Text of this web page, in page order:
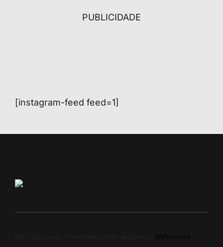
PUBLICIDADE
[instagram-feed feed=1]